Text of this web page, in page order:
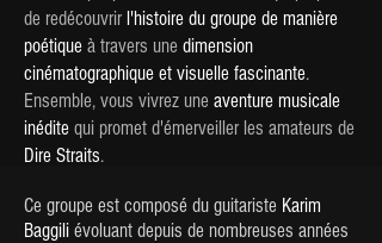
de redécouvrir l'histoire du groupe de manière
poétique à travers une dimension
cinématographique et visuelle fascinante.
Ensemble, vous vivrez une aventure musicale
inédite qui promet d'émerveiller les amateurs de
Dire Straits.
Ce groupe est composé du guitariste Karim
Baggili évoluant depuis de nombreuses années